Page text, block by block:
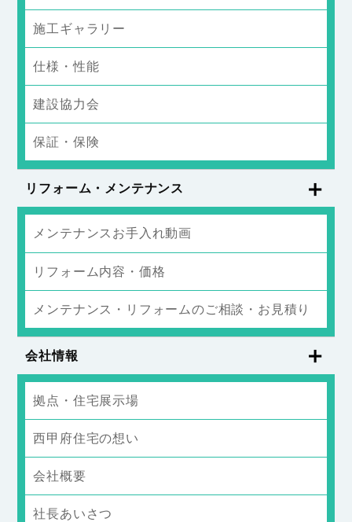
施工ギャラリー
仕様・性能
建設協力会
保証・保険
リフォーム・メンテナンス
メンテナンスお手入れ動画
リフォーム内容・価格
メンテナンス・リフォームのご相談・お見積り
会社情報
拠点・住宅展示場
西甲府住宅の想い
会社概要
社長あいさつ